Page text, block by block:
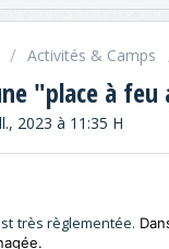
Activités & Camps
"place à feu
2023 à 11:35 H
très règlementée.